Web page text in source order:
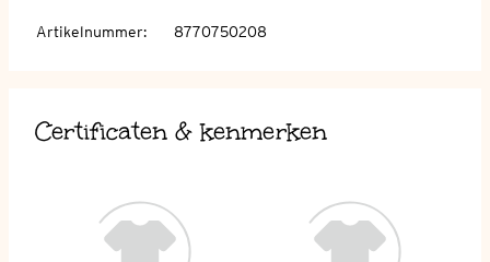
Artikelnummer: 8770750208
Certificaten & kenmerken